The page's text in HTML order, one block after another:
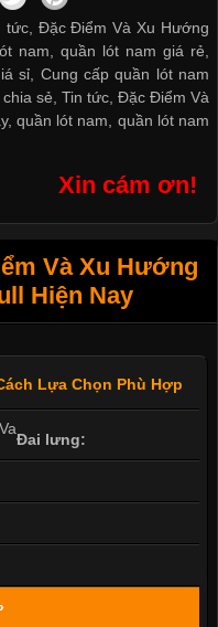
tức, Đặc Điểm Và Xu Hướng
nam, quần lót nam giá rẻ,
sỉ
Cung cấp quần lót nam
sẻ Tin tức, Đặc Điểm Và
,quần lót nam
quần lót nam
Xin cám ơn!
Và Xu Hướng
Hiện Nay
Lựa Chọn Phù Hợp
Đai lưng: